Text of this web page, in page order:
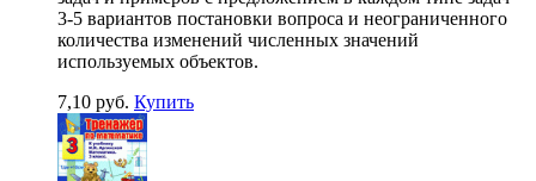
3-5 вариантов постановки вопроса и неограниченного
количества изменений численных значений
используемых объектов.
7,10 руб. Купить